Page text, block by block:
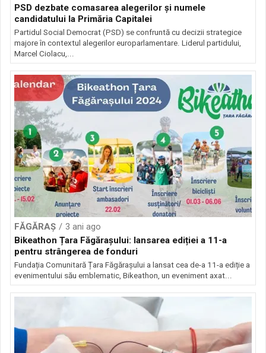
PSD dezbate comasarea alegerilor și numele
candidatului la Primăria Capitalei
Partidul Social Democrat (PSD) se confruntă cu decizii strategice
majore în contextul alegerilor europarlamentare. Liderul partidului,
Marcel Ciolacu,...
FĂGĂRAȘ
3 ani ago
Bikeathon Țara Făgărașului: lansarea ediției a 11-a
pentru strângerea de fonduri
Fundația Comunitară Țara Făgărașului a lansat cea de-a 11-a ediție a
evenimentului său emblematic, Bikeathon, un eveniment axat...